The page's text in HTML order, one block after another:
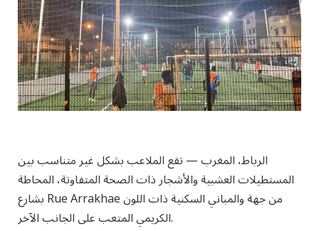
الرباط، المغرب—تقع الملاعب بشكل غير متناسب بين
المستطيلات العشبية والأشجار ذات الصحة المتفاوتة، المحاطة
بشارع Rue Arrakhae من جهة والمباني السكنية ذات اللون
الكريمي المتعب على الجانب الآخر.